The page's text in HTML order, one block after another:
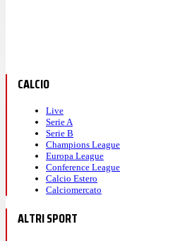
CALCIO
Live
Serie A
Serie B
Champions League
Europa League
Conference League
Calcio Estero
Calciomercato
ALTRI SPORT